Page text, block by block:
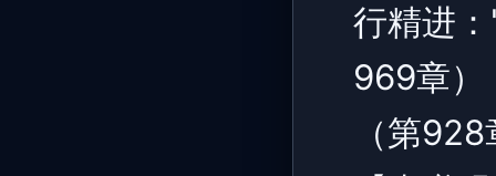
行精进
969章）
（第